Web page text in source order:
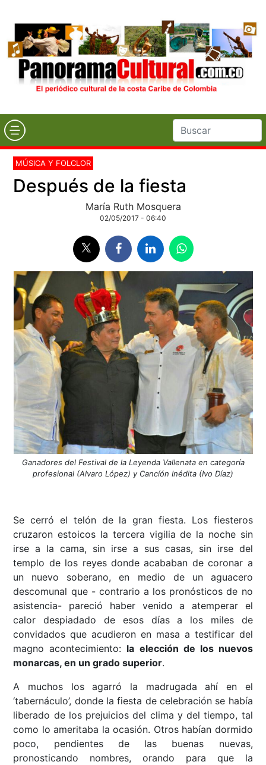
MÚSICA Y FOLCLOR
Después de la fiesta
María Ruth Mosquera
02/05/2017 - 06:40
Ganadores del Festival de la Leyenda Vallenata en categoría
profesional (Alvaro López) y Cancíón Inédita (Ivo Díaz)
Se cerró el telón de la gran fiesta. Los fiesteros
cruzaron estoicos la tercera vigilia de la noche sin
irse a la cama, sin irse a sus casas, sin irse del
templo de los reyes donde acababan de coronar a
un nuevo soberano, en medio de un aguacero
descomunal que - contrario a los pronósticos de no
asistencia- pareció haber venido a atemperar el
calor despiadado de esos días a los miles de
convidados que acudieron en masa a testificar del
magno acontecimiento: la elección de los nuevos
monarcas, en un grado superior.
A muchos los agarró la madrugada ahí en el
‘tabernáculo’, donde la fiesta de celebración se había
liberado de los prejuicios del clima y del tiempo, tal
como lo ameritaba la ocasión. Otros habían dormido
poco, pendientes de las buenas nuevas,
pronosticando nombres, orando para que la